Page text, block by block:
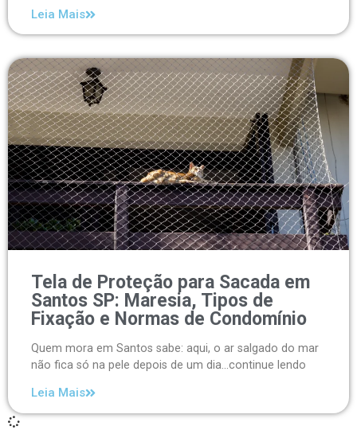
Leia Mais
Tela de Proteção para Sacada em
Santos SP: Maresia, Tipos de
Fixação e Normas de Condomínio
Quem mora em Santos sabe: aqui, o ar salgado do mar
não fica só na pele depois de um dia...continue lendo
Leia Mais